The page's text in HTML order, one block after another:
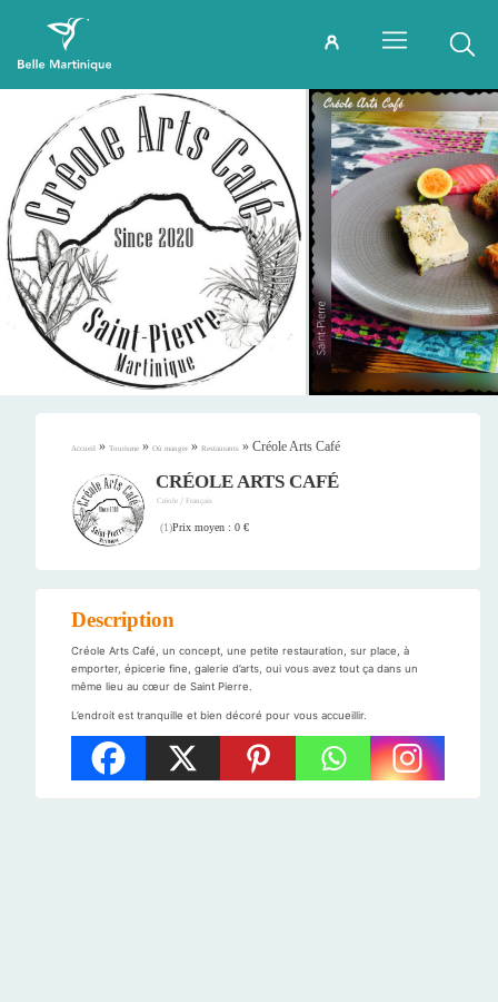
Accueil » Tourisme » Où manger » Restaurants » Créole Arts Café
CRÉOLE ARTS CAFÉ
Créole / Français
(1)Prix moyen : 0 €
Description
Créole Arts Café, un concept, une petite restauration, sur place, à
emporter, épicerie fine, galerie d’arts, oui vous avez tout ça dans un
même lieu au cœur de Saint Pierre.
L’endroit est tranquille et bien décoré pour vous accueillir.